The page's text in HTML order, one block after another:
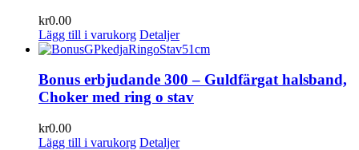
kr0.00
Lägg till i varukorg Detaljer
Bonus erbjudande 300 – Guldfärgat halsband,
Choker med ring o stav
kr0.00
Lägg till i varukorg Detaljer